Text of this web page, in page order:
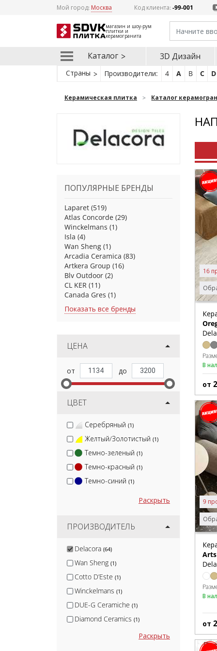
Мой город: Москва Код клиента:-99-001
магазин и шоу-рум
плитки и
керамогранита
Каталог 3D Дизайн
Страны Производители: 4 A B C D
Керамическая плитка Каталог
ПОПУЛЯРНЫЕ БРЕНДЫ
Laparet (519)
Atlas Concorde (29)
Winckelmans (1)
Isla (4)
Wan Sheng (1)
Arcadia Ceramica (83)
Artkera Group (16)
Blv Outdoor (2)
CL KER (11)
Canada Gres (1)
Показать все бренды
ЦЕНА
ЦВЕТ
Серебряный (1)
Желтый/Золотистый (1)
Темно-зеленый (1)
Темно-красный (1)
Темно-синий (1)
Раскрыть
ПРОИЗВОДИТЕЛЬ
Delacora (64)
Wan Sheng (1)
Cotto D’Este (1)
Winckelmans (1)
DUE-G Ceramiche (1)
Diamond Ceramics (1)
Раскрыть
16
В
от
9
Arts
В
от